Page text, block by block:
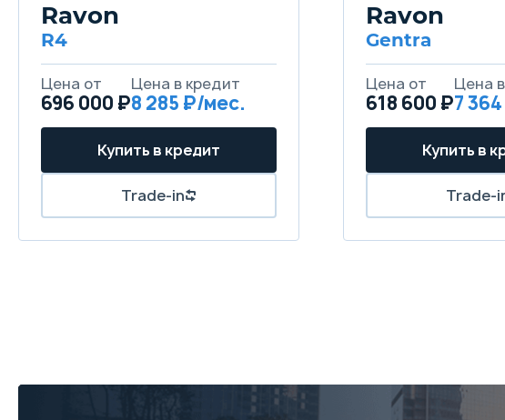
Ravon
R4
Цена от
696 000 ₽
Цена в кредит
8 285 ₽/мес.
Купить в кредит
Trade-in
Ravon
Gentra
Цена от
618 600 ₽
Цена
7
Купить в
Trade-